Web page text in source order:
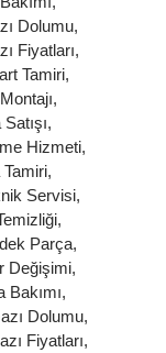
Dolumu,
Fiyatları,
Tamiri,
,
,
Hizmeti,
,
Servisi,
,
Parça,
Değişimi,
,
Dolumu,
Fiyatları,